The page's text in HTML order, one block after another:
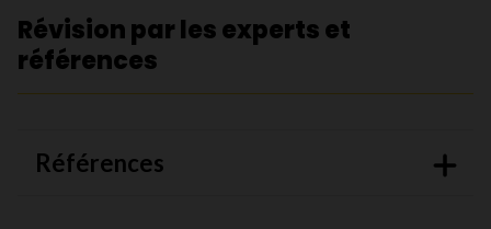
Révision par les experts et
références
Références